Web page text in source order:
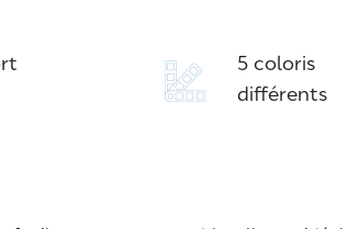
5 coloris
différents